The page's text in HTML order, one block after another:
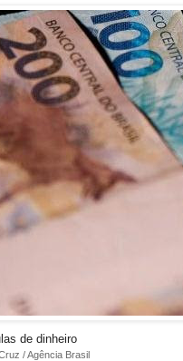
de dinheiro
/ Agência Brasil